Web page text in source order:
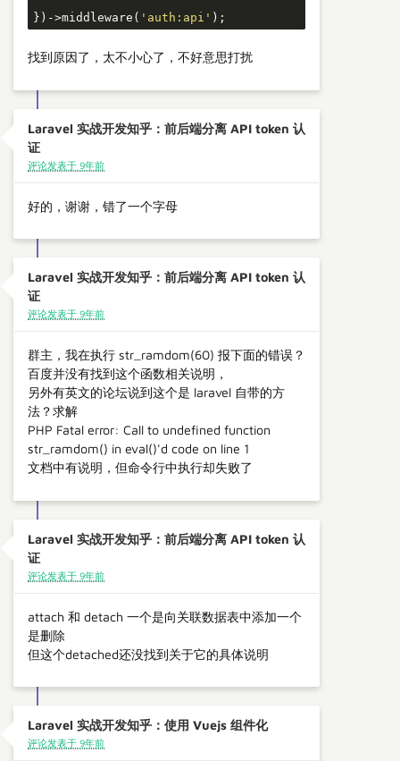
})->middleware( 'auth:api' );
找到原因了，太不小心了，不好意思打扰
Laravel 实战开发知乎：前后端分离 API token 认
证
评论发表于 9年前
好的，谢谢，错了一个字母
Laravel 实战开发知乎：前后端分离 API token 认
证
评论发表于 9年前
群主，我在执行 str_ramdom(60) 报下面的错误？
百度并没有找到这个函数相关说明，
另外有英文的论坛说到这个是 laravel 自带的方
法？求解
PHP Fatal error: Call to undefined function
str_ramdom() in eval()'d code on line 1
文档中有说明，但命令行中执行却失败了
Laravel 实战开发知乎：前后端分离 API token 认
证
评论发表于 9年前
attach 和 detach 一个是向关联数据表中添加一个
是删除
但这个detached还没找到关于它的具体说明
Laravel 实战开发知乎：使用 Vuejs 组件化
评论发表于 9年前